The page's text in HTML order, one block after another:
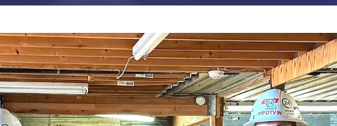
JE M'ABONNE